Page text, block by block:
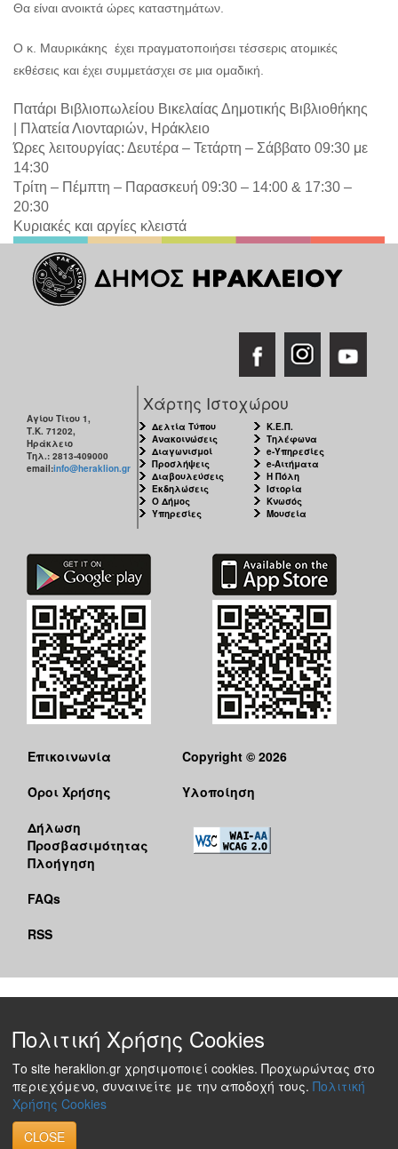
Θα είναι ανοικτά ώρες καταστημάτων.
Ο κ. Μαυρικάκης έχει πραγματοποιήσει τέσσερις ατομικές
εκθέσεις και έχει συμμετάσχει σε μια ομαδική.
Πατάρι Βιβλιοπωλείου Βικελαίας Δημοτικής Βιβλιοθήκης
Πλατεία Λιονταριών, Ηράκλειο
Ώρες λειτουργίας: Δευτέρα – Τετάρτη – Σάββατο 09:30 με
14:30
Τρίτη – Πέμπτη – Παρασκευή 09:30 – 14:00 & 17:30 –
20:30
Κυριακές και αργίες κλειστά
Αγίου Τίτου 1,
Τ.Κ. 71202,
Ηράκλειο
Τηλ.: 2813-409000
email:info@heraklion.gr
Χάρτης Ιστοχώρου
Δελτία Τύπου
Ανακοινώσεις
Διαγωνισμοί
Προσλήψεις
Διαβουλεύσεις
Εκδηλώσεις
Ο Δήμος
Υπηρεσίες
Κ.Ε.Π.
Τηλέφωνα
e-Υπηρεσίες
e-Αιτήματα
Η Πόλη
Ιστορία
Κνωσός
Μουσεία
Επικοινωνία
Όροι Χρήσης
Δήλωση
Προσβασιμότητας
Πλοήγηση
FAQs
RSS
Copyright © 2026
Υλοποίηση
Πολιτική Χρήσης Cookies
Το site heraklion.gr χρησιμοποιεί cookies. Προχωρώντας στο
περιεχόμενο, συναινείτε με την αποδοχή τους. Πολιτική
Χρήσης Cookies
CLOSE